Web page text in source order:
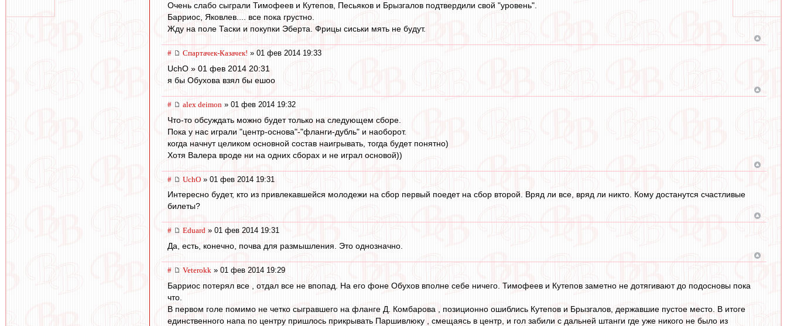
Очень слабо сыграли Тимофеев и Кутепов, Песьяков и Брызгалов подтвердили свой "уровень".
Барриос, Яковлев.... все пока грустно.
Жду на поле Таски и покупки Эберта. Фрицы сиськи мять не будут.
# Спартачек-Казачек! » 01 фев 2014 19:33
UchO » 01 фев 2014 20:31
я бы Обухова взял бы ешоо
# alex deimon » 01 фев 2014 19:32
Что-то обсуждать можно будет только на следующем сборе.
Пока у нас играли "центр-основа"-"фланги-дубль" и наоборот.
когда начнут целиком основной состав наигрывать, тогда будет понятно)
Хотя Валера вроде ни на одних сборах и не играл основой))
# UchO » 01 фев 2014 19:31
Интересно будет, кто из привлекавшейся молодежи на сбор первый поедет на сбор второй. Вряд ли все, вряд ли никто. Кому достанутся счастливые
билеты?
# Eduard » 01 фев 2014 19:31
Да, есть, конечно, почва для размышления. Это однозначно.
# Veterokk » 01 фев 2014 19:29
Барриос потерял все , отдал все не впопад. На его фоне Обухов вполне себе ничего. Тимофеев и Кутепов заметно не дотягивают до подосновы пока
что.
В первом голе помимо не четко сыгравшего на фланге Д. Комбарова , позиционно ошиблись Кутепов и Брызгалов, державшие пустое место. В итоге
единственного напа по центру пришлось прикрывать Паршивлюку , смещаясь в центр, и гол забили с дальней штанги где уже никого не было из